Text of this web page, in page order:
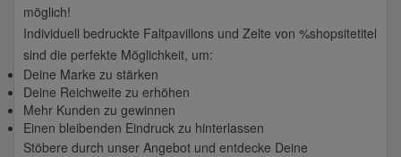
möglich!
Individuell bedruckte Faltpavillons und Zelte von %shopsitetitel
sind die perfekte Möglichkeit, um:
Deine Marke zu stärken
Deine Reichweite zu erhöhen
Mehr Kunden zu gewinnen
Einen bleibenden Eindruck zu hinterlassen
Stöbere durch unser Angebot und entdecke Deine